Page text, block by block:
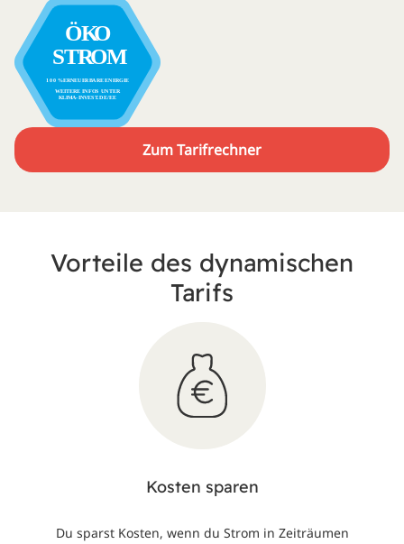
Zum Tarifrechner
Vorteile des dynamischen
Tarifs
Kosten sparen
Du sparst Kosten, wenn du Strom in Zeiträumen